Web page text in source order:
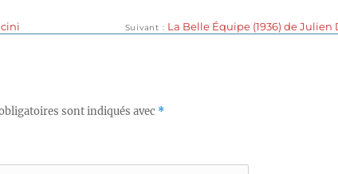
Suivant
Publication
La Belle Équipe (1936) de Julien
sont indiqués avec *